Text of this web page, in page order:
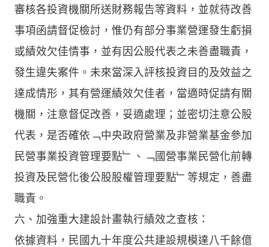
審核各投資機關所送財務報告等資料，並就待改善
事項函請督促檢討，惟仍有部分事業營運發生虧損
或績效欠佳情事，並有因公股代表之未善盡職責，
發生違失案件。未來當深入評核投資目的及效益之
達成情形，其有營運績效欠佳者，當適時促請有關
機關，注意督促改善，妥適處理；並密切注意公股
代表，是否確依﹁中央政府營業及非營業基金參加
民營事業投資管理要點﹂、﹁國營事業民營化前轉
投資及民營化後公股股權管理要點﹂等規定，善盡
職責。
六、加強重大建設計畫執行績效之查核：
依據資料，民國九十年度公共建設規模達八千餘億